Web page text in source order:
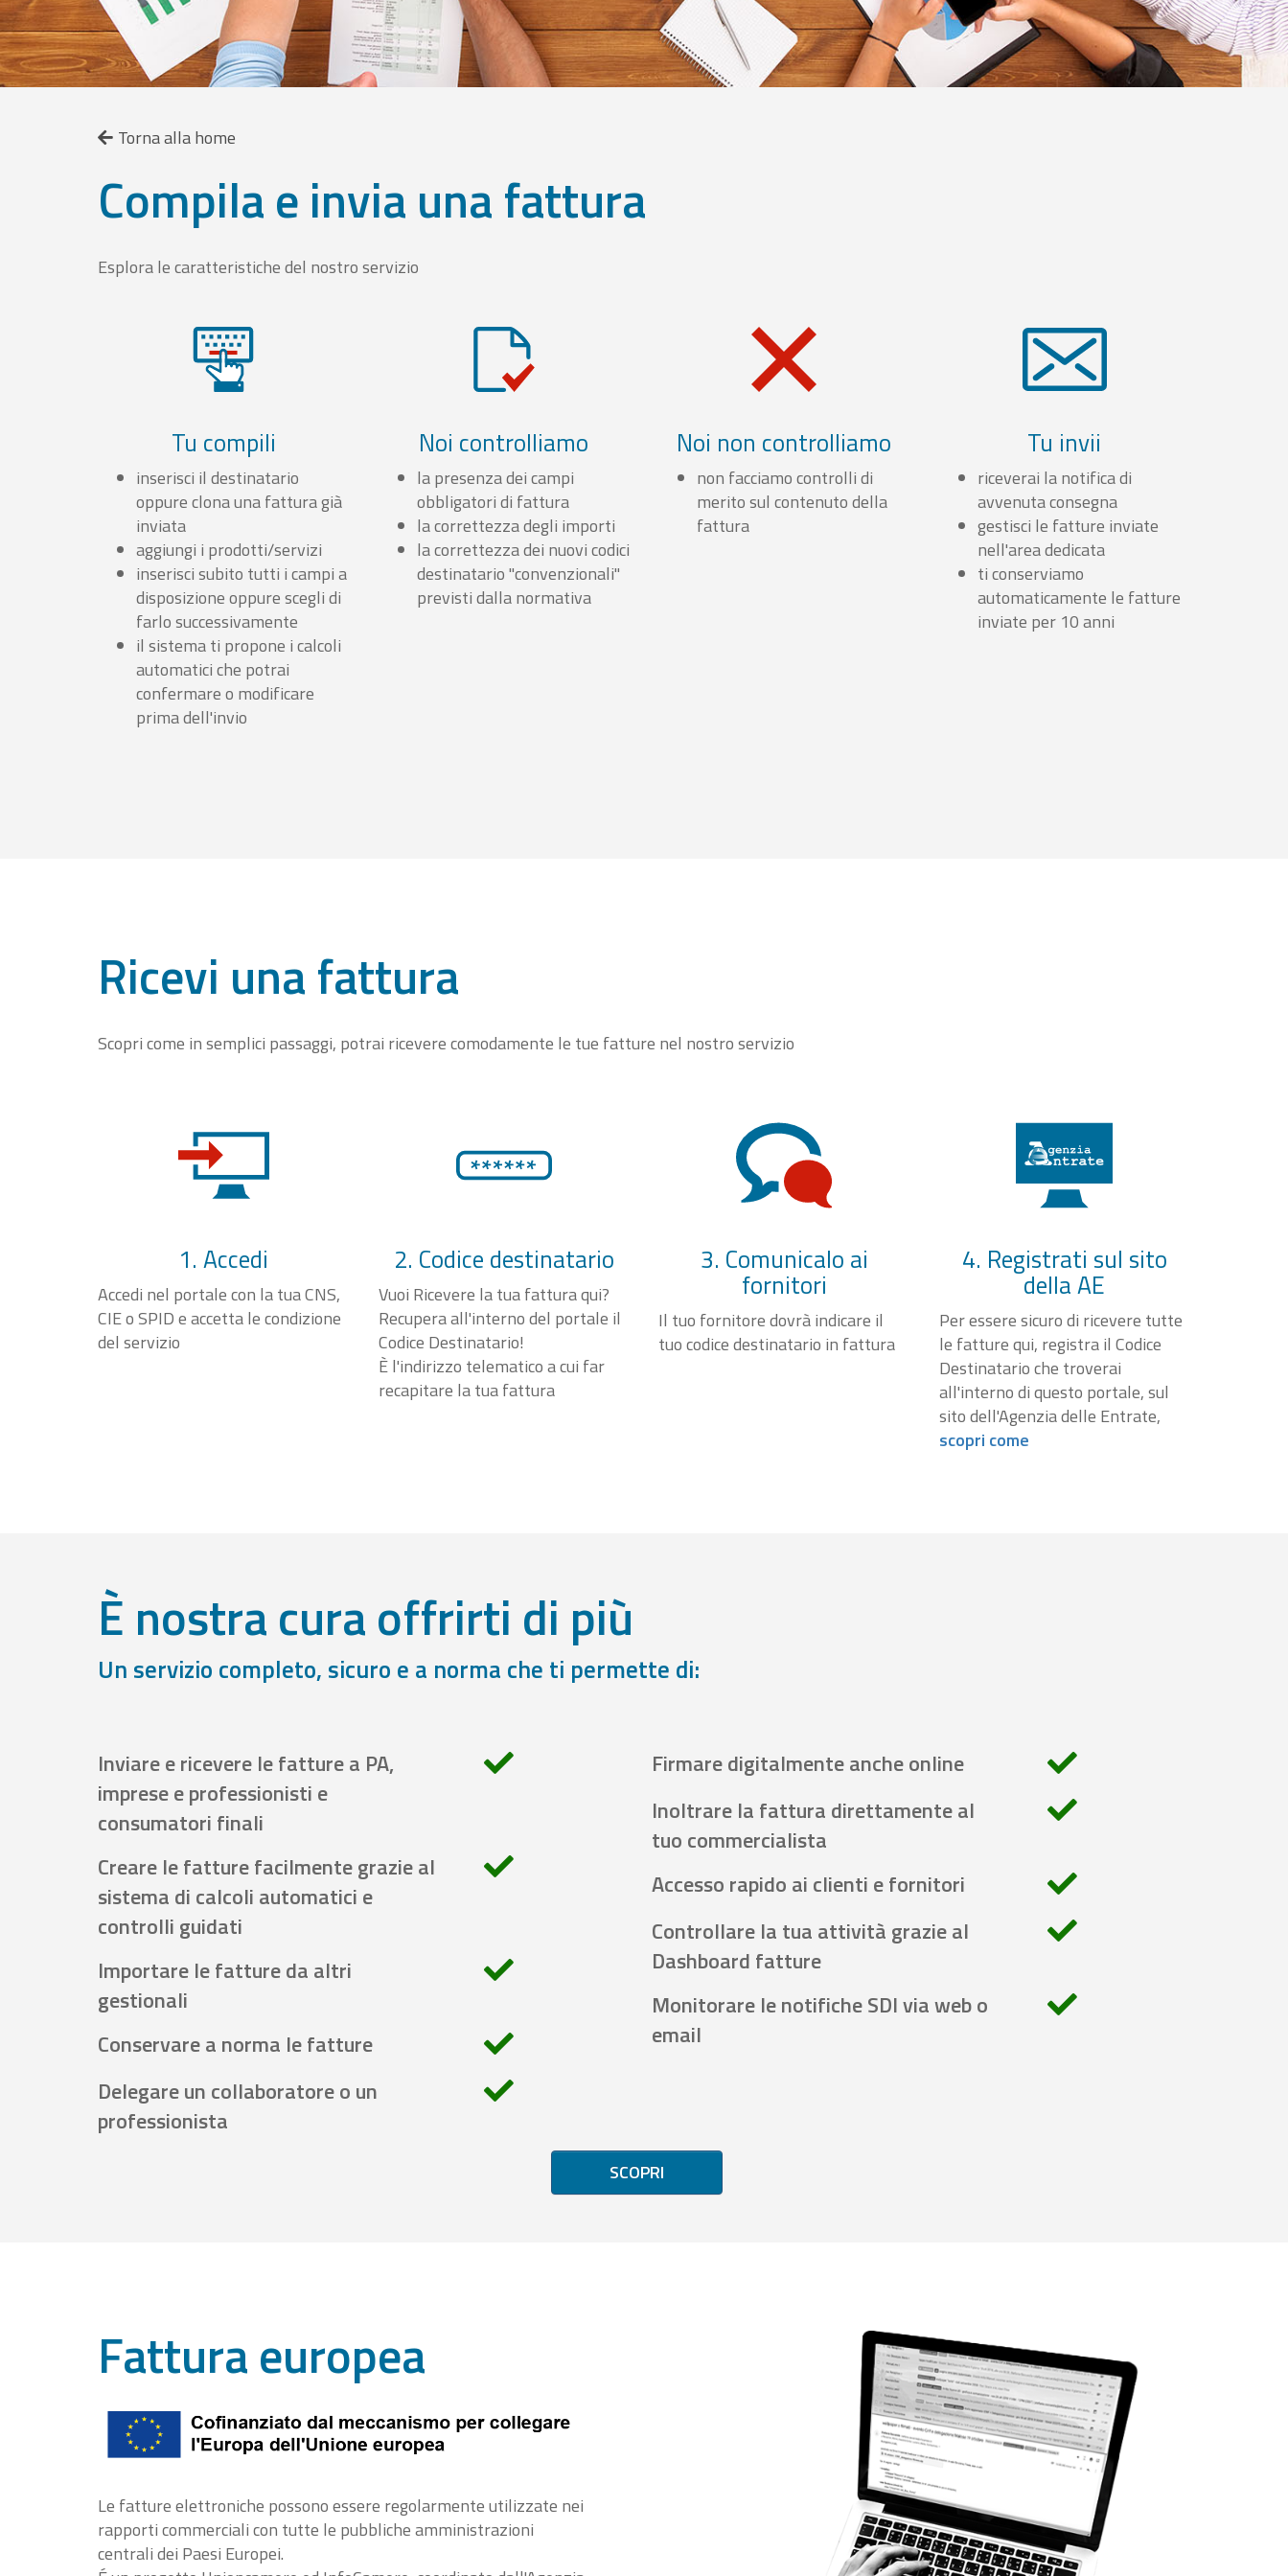
Torna alla home
Compila e invia una fattura
Esplora le caratteristiche del nostro servizio
Tu compili
inserisci il destinatario
oppure clona una fattura già
inviata
aggiungi i prodotti/servizi
inserisci subito tutti i campi a
disposizione oppure scegli di
farlo successivamente
il sistema ti propone i calcoli
automatici che potrai
confermare o modificare
prima dell'invio
Noi controlliamo
la presenza dei campi
obbligatori di fattura
la correttezza degli importi
la correttezza dei nuovi codici
destinatario "convenzionali"
previsti dalla normativa
Noi non controlliamo
non facciamo controlli di
merito sul contenuto della
fattura
Tu invii
riceverai la notifica di
avvenuta consegna
gestisci le fatture inviate
nell'area dedicata
ti conserviamo
automaticamente le fatture
inviate per 10 anni
Ricevi una fattura
Scopri come in semplici passaggi, potrai ricevere comodamente le tue fatture nel nostro servizio
1. Accedi
Accedi nel portale con la tua CNS,
CIE o SPID e accetta le condizione
del servizio
2. Codice destinatario
Vuoi Ricevere la tua fattura qui?
Recupera all'interno del portale il
Codice Destinatario!
È l'indirizzo telematico a cui far
recapitare la tua fattura
3. Comunicalo ai
fornitori
Il tuo fornitore dovrà indicare il
tuo codice destinatario in fattura
4. Registrati sul sito
della AE
Per essere sicuro di ricevere tutte
le fatture qui, registra il Codice
Destinatario che troverai
all'interno di questo portale, sul
sito dell'Agenzia delle Entrate,
scopri come
È nostra cura offrirti di più
Un servizio completo, sicuro e a norma che ti permette di:
Inviare e ricevere le fatture a PA,
imprese e professionisti e
consumatori finali
Creare le fatture facilmente grazie al
sistema di calcoli automatici e
controlli guidati
Importare le fatture da altri
gestionali
Conservare a norma le fatture
Delegare un collaboratore o un
professionista
Firmare digitalmente anche online
Inoltrare la fattura direttamente al
tuo commercialista
Accesso rapido ai clienti e fornitori
Controllare la tua attività grazie al
Dashboard fatture
Monitorare le notifiche SDI via web o
email
SCOPRI
Fattura europea
Le fatture elettroniche possono essere regolarmente utilizzate nei
rapporti commerciali con tutte le pubbliche amministrazioni
centrali dei Paesi Europei.